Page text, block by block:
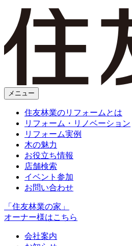
メニュー
住友林業のリフォームとは
リフォーム・リノベーション
リフォーム実例
木の魅力
お役立ち情報
店舗検索
イベント参加
お問い合わせ
「住友林業の家」
オーナー様はこちら
会社案内